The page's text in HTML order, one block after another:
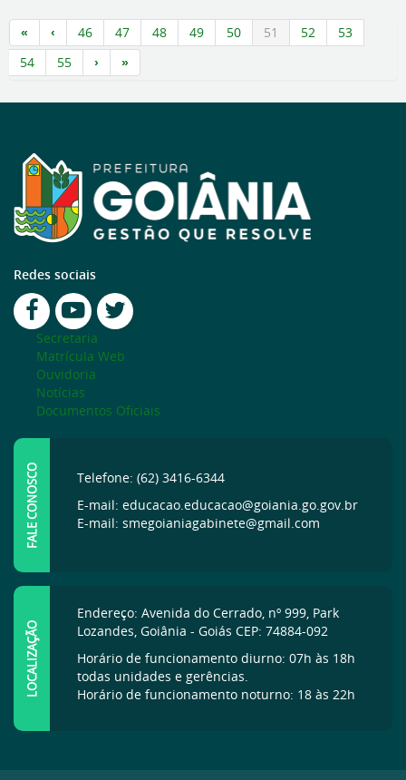
46 47 48 49 50 51 52
53
54
55
Redes sociais
Secretaria
Matrícula Web
Ouvidoria
Notícias
Documentos Oficiais
FALE CONOSCO
Telefone: (62) 3416-6344
E-mail: educacao.educacao@goiania.go.gov.br
E-mail: smegoianiagabinete@gmail.com
LOCALIZAÇÃO
Endereço: Avenida do Cerrado, nº 999, Park
Lozandes, Goiânia - Goiás CEP: 74884-092
Horário de funcionamento diurno: 07h às 18h
todas unidades e gerências.
Horário de funcionamento noturno: 18 às 22h